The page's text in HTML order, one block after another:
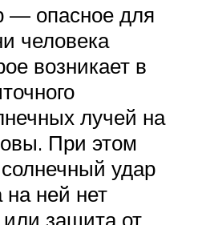
— опасное для
человека
возникает в
лучей на
При этом
удар
на ней нет
или защита от